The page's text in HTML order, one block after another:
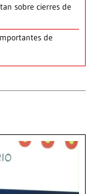
sobre cierres de
de